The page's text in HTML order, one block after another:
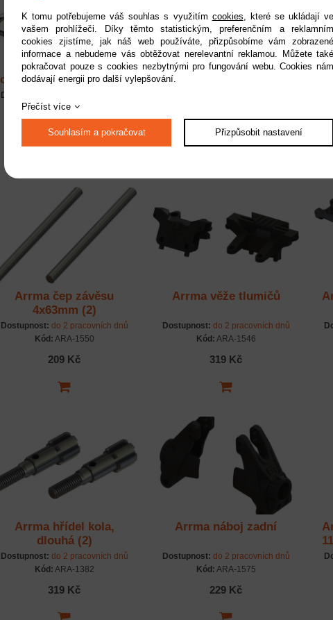
Arrma karosérie
oranžová: Vorteks 2WD
Dostupnost:
Kód: ARA-1555
1 439 Kč
Arrma karosérie fialová:
1 439 Kč
Arrma čep závěsu
4x63mm (2)
Dostupnost: do 2 pracovních dnů
Kód: ARA-1550
209 Kč
Arrma věže tlumičů
Dostupnost: do 2 pracovních dnů
Kód: ARA-1546
319 Kč
Arrma hřídel kola,
dlouhá (2)
Dostupnost: do 2 pracovních dnů
Kód: ARA-1382
319 Kč
Arrma náboj zadní
Dostupnost: do 2 pracovních dnů
Kód: ARA-1575
229 Kč
K tomu potřebujeme váš souhlas s využitím cookies, které se ukládají ve
vašem prohlížeči. Díky těmto statistickým, preferenčním a reklamním
cookies zjistíme, jak náš web používáte, přizpůsobíme vám zobrazené
informace a nebudeme vás obtěžovat nerelevantní reklamou. Můžete také
pokračovat pouze s cookies nezbytnými pro fungování webu. Cookies nám
dodávají energii pro další vylepšování.
Přečíst více
Souhlasím a pokračovat Přizpůsobit nastavení